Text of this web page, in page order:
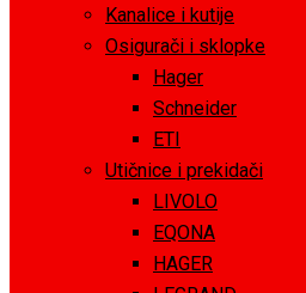
Kanalice i kutije
Osigurači i sklopke
Hager
Schneider
ETI
Utičnice i prekidači
LIVOLO
EQONA
HAGER